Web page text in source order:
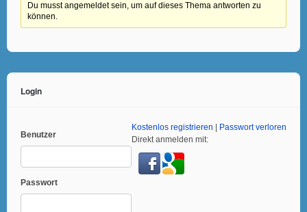
Du musst angemeldet sein, um auf dieses Thema antworten zu
können.
Login
Benutzer
Passwort
Kostenlos registrieren
Passwort verloren
Direkt anmelden mit: